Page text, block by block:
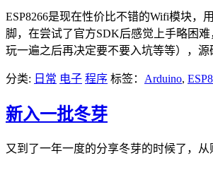
ESP8266是现在性价比不错的Wifi模块，
脚，在尝试了官方SDK后感觉上手略困
玩一遍之后再决定要不要入坑等等），
分类: 日常 电子 程序 标签： Arduino,
新入一批冬芽
又到了一年一度的分享冬芽的时候了，